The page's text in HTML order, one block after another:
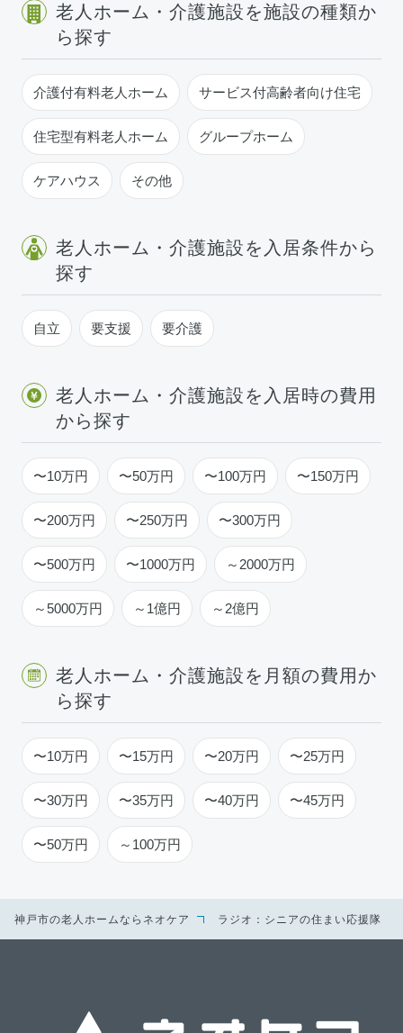
老人ホーム・介護施設を施設の種類か
ら探す
介護付有料老人ホーム サービス付高齢者向け住宅
住宅型有料老人ホーム グループホーム
ケアハウス その他
老人ホーム・介護施設を入居条件から
探す
自立 要支援 要介護
老人ホーム・介護施設を入居時の費用
から探す
〜10万円 〜50万円 〜100万円 〜150万円
〜200万円 〜250万円 〜300万円
〜500万円 〜1000万円 ～2000万円
～5000万円 ～1億円 ～2億円
老人ホーム・介護施設を月額の費用か
ら探す
〜10万円 〜15万円 〜20万円 〜25万円
〜30万円 〜35万円 〜40万円 〜45万円
〜50万円 ～100万円
神戸市の老人ホームならネオケア ラジオ：シニアの住まい応援隊